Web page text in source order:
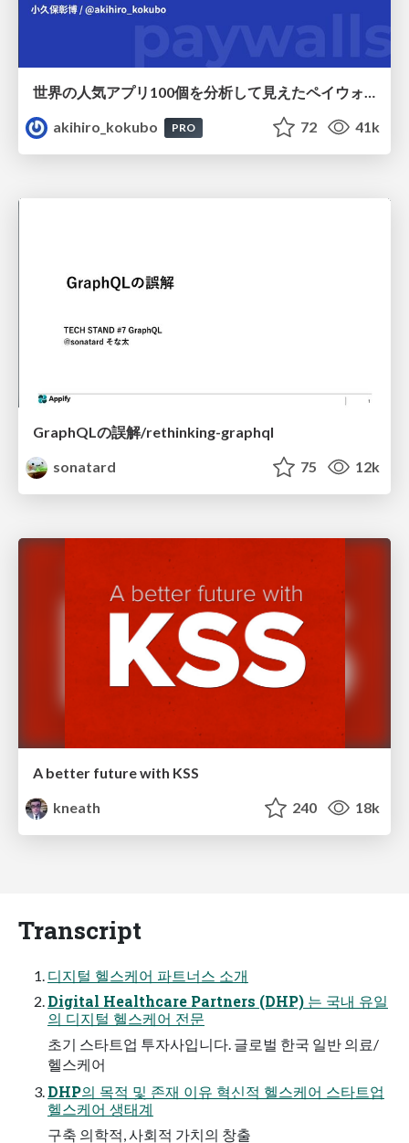
世界の人気アプリ100個を分析して見えたペイウォール設計の心得
akihiro_kokubo
PRO 72 41k
GraphQLの誤解/rethinking-graphql
sonatard
75 12k
A better future with KSS
kneath
240 18k
Transcript
디지털 헬스케어 파트너스 소개
Digital Healthcare Partners (DHP) 는 국내 유일
의 디지털 헬스케어 전문
초기 스타트업 투자사입니다. 글로벌 한국 일반 의료/
헬스케어
DHP의 목적 및 존재 이유 혁신적 헬스케어 스타트업
헬스케어 생태계
구축 의학적, 사회적 가치의 창출